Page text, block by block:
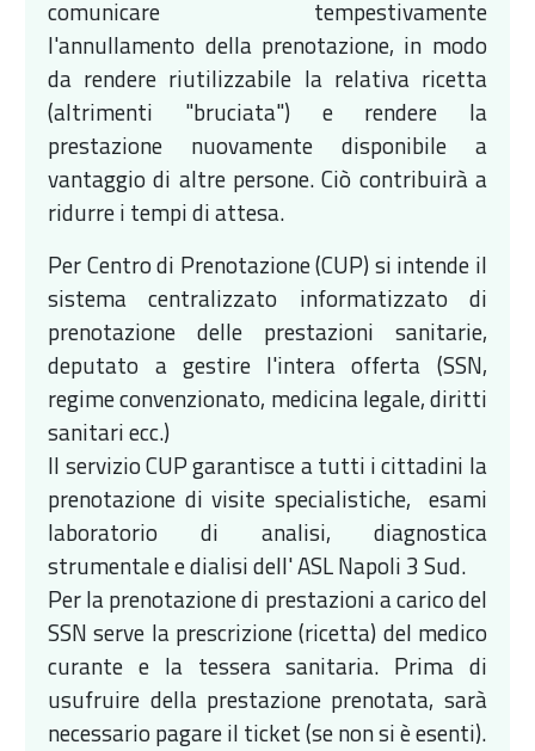
comunicare tempestivamente
l'annullamento della prenotazione, in modo
da rendere riutilizzabile la relativa ricetta
(altrimenti "bruciata") e rendere la
prestazione nuovamente disponibile a
vantaggio di altre persone. Ciò contribuirà a
ridurre i tempi di attesa.
Per Centro di Prenotazione (CUP) si intende il
sistema centralizzato informatizzato di
prenotazione delle prestazioni sanitarie,
deputato a gestire l'intera offerta (SSN,
regime convenzionato, medicina legale, diritti
sanitari ecc.)
Il servizio CUP garantisce a tutti i cittadini la
prenotazione di visite specialistiche, esami
laboratorio di analisi, diagnostica
strumentale e dialisi dell' ASL Napoli 3 Sud.
Per la prenotazione di prestazioni a carico del
SSN serve la prescrizione (ricetta) del medico
curante e la tessera sanitaria. Prima di
usufruire della prestazione prenotata, sarà
necessario pagare il ticket (se non si è esenti).